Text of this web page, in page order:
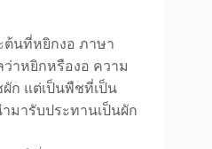
นที่หยิกงอ ภาษา
ว่าหยิกหรืองอ ความ
ก แต่เป็นพืชที่เป็น
มารับประทานเป็นผัก